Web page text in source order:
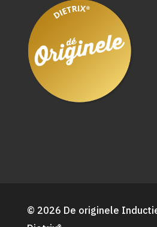
© 2026 De originele